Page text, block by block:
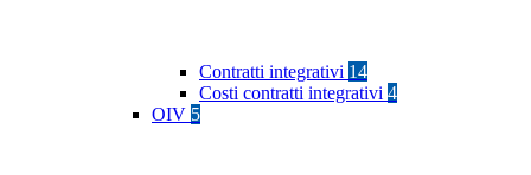
Contratti integrativi 14
Costi contratti integrativi 4
OIV 5